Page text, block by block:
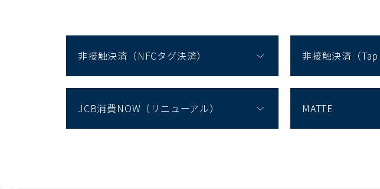
非接触決済（NFCタグ決済） 非接触決済（
JCB消費NOW（リニューアル） MATTE